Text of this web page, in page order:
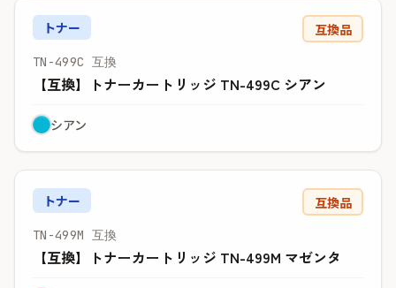
トナー 互換品
TN-499C 互換
【互換】トナーカートリッジ TN-499C シアン
シアン
トナー 互換品
TN-499M 互換
【互換】トナーカートリッジ TN-499M マゼンタ